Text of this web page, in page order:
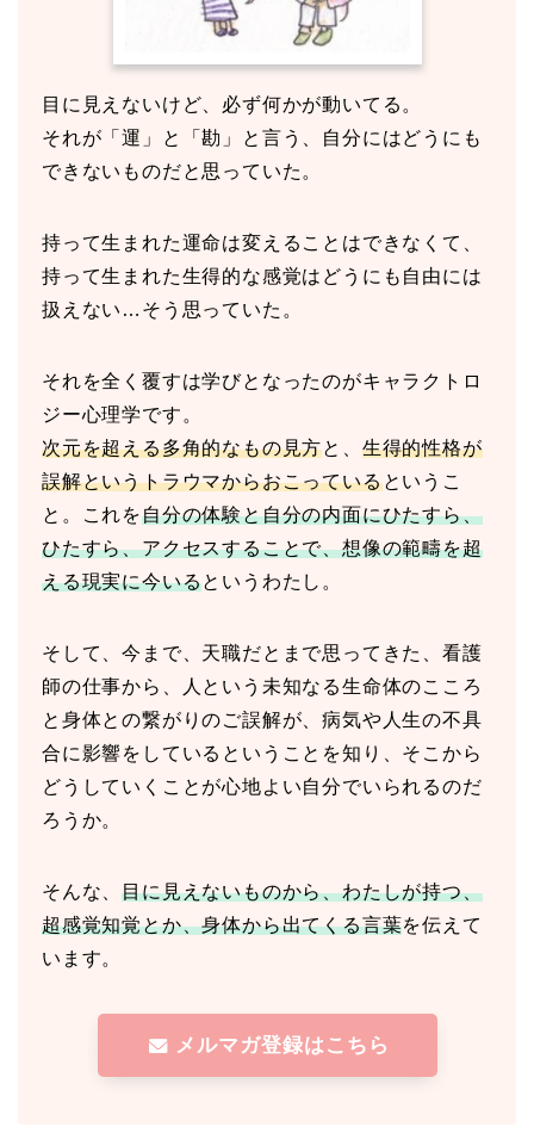
目に見えないけど、必ず何かが動いてる。
それが「運」と「勘」と言う、自分にはどうにも
できないものだと思っていた。
持って生まれた運命は変えることはできなくて、
持って生まれた生得的な感覚はどうにも自由には
扱えない…そう思っていた。
それを全く覆すは学びとなったのがキャラクトロ
ジー心理学です。
次元を超える多角的なもの見方と、 生得的性格が
誤解というトラウマからおこっているというこ
と。これを自分の体験と自分の内面にひたすら、
ひたすら、アクセスすることで、想像の範疇を超
える現実に今いるというわたし。
そして、今まで、天職だとまで思ってきた、看護
師の仕事から、人という未知なる生命体のこころ
と身体との繋がりのご誤解が、病気や人生の不具
合に影響をしているということを知り、そこから
どうしていくことが心地よい自分でいられるのだ
ろうか。
そんな、目に見えないものから、わたしが持つ、
超感覚知覚とか、身体から出てくる言葉を伝えて
います。
メルマガ登録はこちら